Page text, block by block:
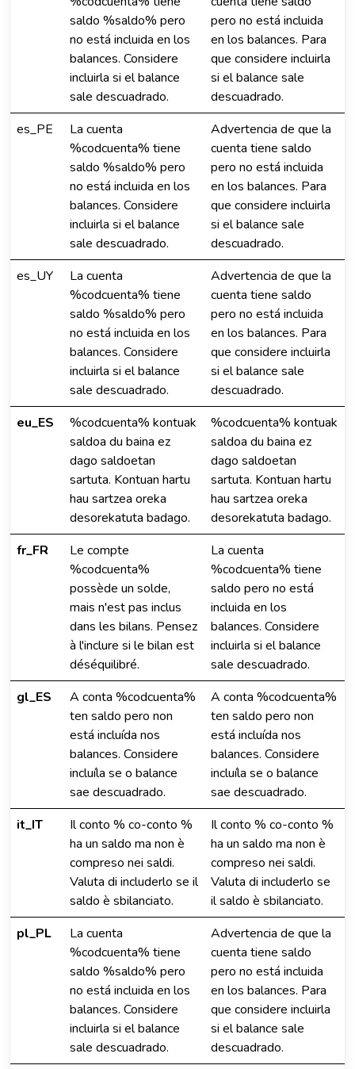
saldo %saldo% pero
no está incluida en los
balances. Considere
incluirla si el balance
sale descuadrado.
pero no está incluida
en los balances. Para
que considere incluirla
si el balance sale
descuadrado.
es_PE
La cuenta
%codcuenta% tiene
saldo %saldo% pero
no está incluida en los
balances. Considere
incluirla si el balance
sale descuadrado.
Advertencia de que la
cuenta tiene saldo
pero no está incluida
en los balances. Para
que considere incluirla
si el balance sale
descuadrado.
es_UY
La cuenta
%codcuenta% tiene
saldo %saldo% pero
no está incluida en los
balances. Considere
incluirla si el balance
sale descuadrado.
Advertencia de que la
cuenta tiene saldo
pero no está incluida
en los balances. Para
que considere incluirla
si el balance sale
descuadrado.
eu_ES
%codcuenta% kontuak
saldoa du baina ez
dago saldoetan
sartuta. Kontuan hartu
hau sartzea oreka
desorekatuta badago.
%codcuenta% kontuak
saldoa du baina ez
dago saldoetan
sartuta. Kontuan hartu
hau sartzea oreka
desorekatuta badago.
fr_FR
Le compte
%codcuenta%
possède un solde,
mais n'est pas inclus
dans les bilans. Pensez
à l'inclure si le bilan est
déséquilibré.
La cuenta
%codcuenta% tiene
saldo pero no está
incluida en los
balances. Considere
incluirla si el balance
sale descuadrado.
gl_ES
A conta %codcuenta%
ten saldo pero non
está incluída nos
balances. Considere
incluíla se o balance
sae descuadrado.
A conta %codcuenta%
ten saldo pero non
está incluída nos
balances. Considere
incluíla se o balance
sae descuadrado.
it_IT
Il conto % co-conto %
ha un saldo ma non è
compreso nei saldi.
Valuta di includerlo se il
saldo è sbilanciato.
Il conto % co-conto %
ha un saldo ma non è
compreso nei saldi.
Valuta di includerlo se
il saldo è sbilanciato.
pl_PL
La cuenta
%codcuenta% tiene
saldo %saldo% pero
no está incluida en los
balances. Considere
incluirla si el balance
sale descuadrado.
Advertencia de que la
cuenta tiene saldo
pero no está incluida
en los balances. Para
que considere incluirla
si el balance sale
descuadrado.